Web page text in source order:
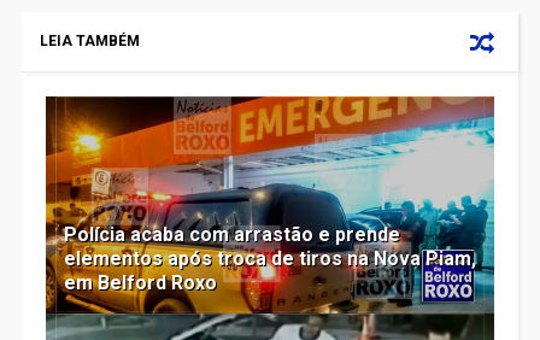
LEIA TAMBÉM
Polícia acaba com arrastão e prende
elementos após troca de tiros na Nova Piam,
em Belford Roxo